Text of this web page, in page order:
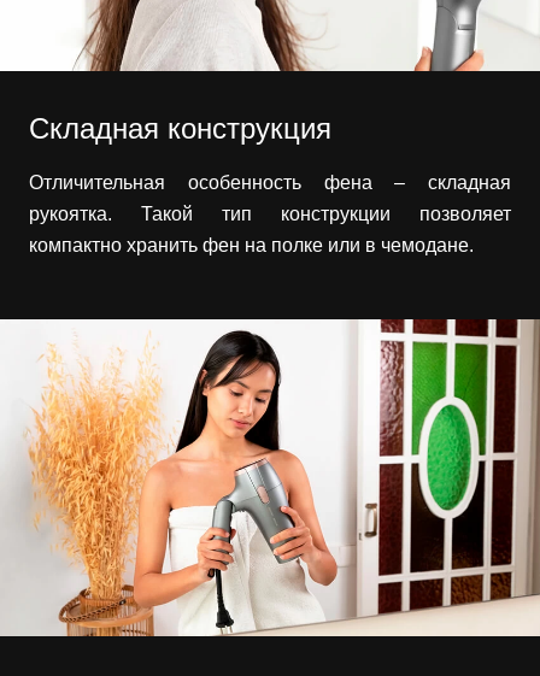
Складная конструкция
Отличительная особенность фена – складная
рукоятка. Такой тип конструкции позволяет
компактно хранить фен на полке или в чемодане.